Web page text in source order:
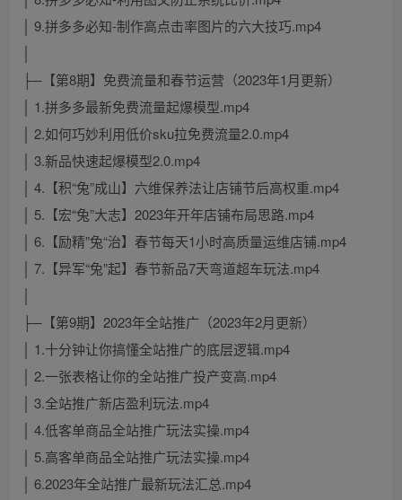
│ 9.拼多多必知-制作高点击率图片的六大技巧.mp4
├─【第8期】免费流量和春节运营（2023年1月更新）
│ 1.拼多多最新免费流量起爆模型.mp4
│ 2.如何巧妙利用低价sku拉免费流量2.0.mp4
│ 3.新品快速起爆模型2.0.mp4
│ 4.【积“兔”成山】六维保养法让店铺节后高权重.mp4
│ 5.【宏“兔”大志】2023年开年店铺布局思路.mp4
│ 6.【励精”兔“治】春节每天1小时高质量运维店铺.mp4
│ 7.【异军“兔”起】春节新品7天弯道超车玩法.mp4
├─【第9期】2023年全站推广（2023年2月更新）
│ 1.十分钟让你搞懂全站推广的底层逻辑.mp4
│ 2.一张表格让你的全站推广投产变高.mp4
│ 3.全站推广新店盈利玩法.mp4
│ 4.低客单商品全站推广玩法实操.mp4
│ 5.高客单商品全站推广玩法实操.mp4
│ 6.2023年全站推广最新玩法汇总.mp4